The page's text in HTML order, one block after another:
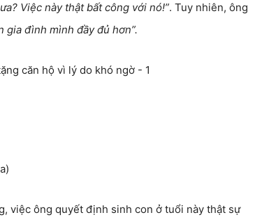
Việc này thật bất công với nó!”. Tuy nhiên, ông
gia đình mình đầy đủ hơn”.
việc ông quyết định sinh con ở tuổi này thật sự